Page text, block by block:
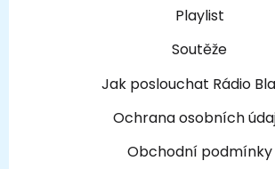
Playlist
Soutěže
Jak poslouchat Rádio
Ochrana osobních
Obchodní podmínky